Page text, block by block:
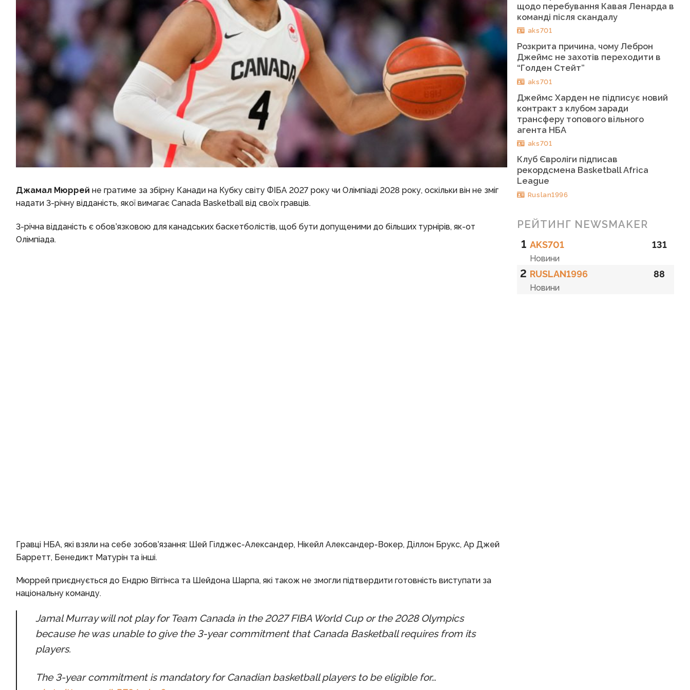
Джамал Мюррей не гратиме за збірну Канади на Кубку світу ФІБА 2027 року чи Олімпіаді 2028 року, оскільки він не зміг
надати 3-річну відданість, якої вимагає Canada Basketball від своїх гравців.
3-річна відданість є обов’язковою для канадських баскетболістів, щоб бути допущеними до більших турнірів, як-от
Олімпіада.
Гравці НБА, які взяли на себе зобов’язання: Шей Гілджес-Александер, Нікейл Александер-Вокер, Діллон Брукс, Ар Джей
Барретт, Бенедикт Матурін та інші.
Мюррей приєднується до Ендрю Віггінса та Шейдона Шарпа, які також не змогли підтвердити готовність виступати за
національну команду.
Jamal Murray will not play for Team Canada in the 2027 FIBA World Cup or the 2028 Olympics
because he was unable to give the 3-year commitment that Canada Basketball requires from its
players.
The 3-year commitment is mandatory for Canadian basketball players to be eligible for…
щодо перебування Кавая Ленарда в
команді після скандалу
aks701
Розкрита причина, чому Леброн
Джеймс не захотів переходити в
“Голден Стейт”
aks701
Джеймс Харден не підписує новий
контракт з клубом заради
трансферу топового вільного
агента НБА
aks701
Клуб Євроліги підписав
рекордсмена Basketball Africa
League
Ruslan1996
РЕЙТИНГ NEWSMAKER
1 AKS701
Новини
131
2 RUSLAN1996
Новини
88